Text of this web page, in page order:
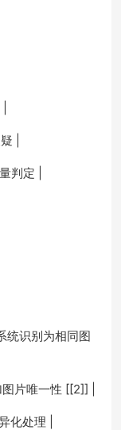
|
判定 |
统识别为相同图
片唯一性 [[2]] |
化处理 |